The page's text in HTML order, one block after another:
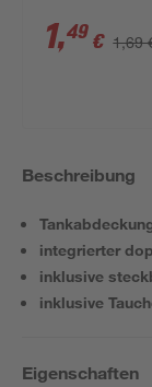
1,49 € 1,69
Beschreibung
integrierter
inklusive
inklusive
Eigenschaften